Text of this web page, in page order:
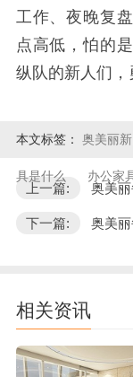
工作、夜晚复
点高低，怕的
纵队的新人们，
本文标签： 奥美丽
具是什么 办公家
上一篇: 奥美
下一篇: 奥美
相关资讯